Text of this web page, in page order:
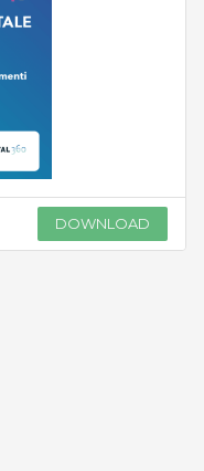
DOWNLOAD